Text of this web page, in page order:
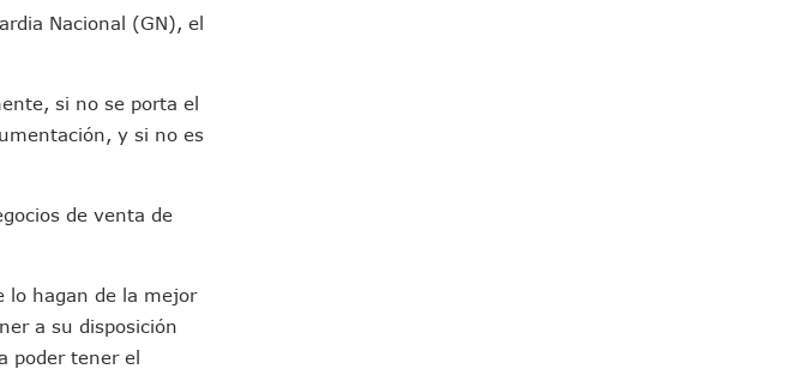
Preventiva
En Chiapas
Origen Del Fenómeno
Qué?
En Querétaro
Tipo 1
En Bahía De Banderas
Su Primera Opción
Nacional (GN), el
si no se porta el
y si no es
de venta de
lo hagan de la mejor
a su disposición
poder tener el